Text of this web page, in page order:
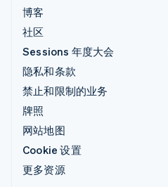
博客
社区
Sessions 年度大会
隐私和条款
禁止和限制的业务
牌照
网站地图
Cookie 设置
更多资源